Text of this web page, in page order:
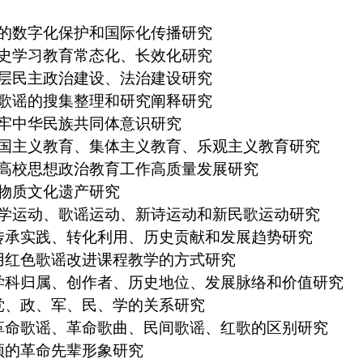
数字化保护和国际化传播研究
学习教育常态化、长效化研究
民主政治建设、法治建设研究
谣的搜集整理和研究阐释研究
中华民族共同体意识研究
主义教育、集体主义教育、乐观主义教育研究
校思想政治教育工作高质量发展研究
质文化遗产研究
运动、歌谣运动、新诗运动和新民歌运动研究
承实践、转化利用、历史贡献和发展趋势研究
红色歌谣改进课程教学的方式研究
科归属、创作者、历史地位、发展脉络和价值研究
、政、军、民、学的关系研究
命歌谣、革命歌曲、民间歌谣、红歌的区别研究
革命先辈形象研究